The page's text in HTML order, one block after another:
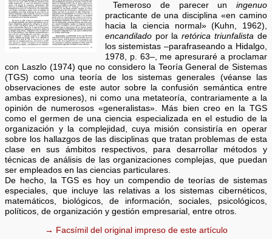
Temeroso de parecer un ingenuo
practicante de una disciplina «en camino
hacia la ciencia normal» (Kuhn, 1962),
encandiladopor laretórica triunfalista de
los sistemistas –parafraseando a Hidalgo,
1978, p. 63–, me apresuraré a proclamar
con Laszlo (1974) que no considero la Teoría General de Sistemas
(TGS) como una teoría de los sistemas generales (véanse las
observaciones de este autor sobre la confusión semántica entre
ambas expresiones), ni como una metateoría, contrariamente a la
opinión de numerosos «generalistas». Más bien creo en la TGS
como el germen de una ciencia especializada en el estudio de la
organización y la complejidad, cuya misión consistiría en operar
sobre los hallazgos de las disciplinas que tratan problemas de esta
clase en sus ámbitos respectivos, para desarrollar métodos y
técnicas de análisis de las organizaciones complejas, que puedan
ser empleados en las ciencias particulares.
De hecho, la TGS es hoy un compendio de teorías de sistemas
especiales, que incluye las relativas a los sistemas cibernéticos,
matemáticos, biológicos, de información, sociales, psicológicos,
políticos, de organización y gestión empresarial, entre otros.
→ Facsímil del original impreso de este artículo